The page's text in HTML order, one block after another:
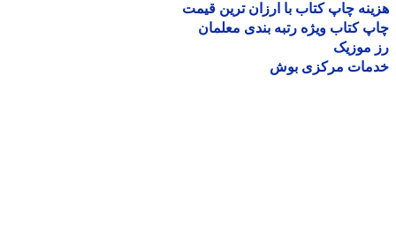
چاپ کتاب با ارزان ترین قیمت
کتاب ویژه رتبه بندی معلمان
موزیک
مرکزی بوش